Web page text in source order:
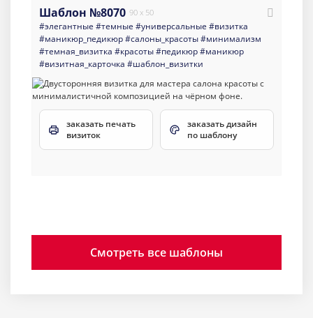
Шаблон №8070 90 x 50
#элегантные #темные #универсальные #визитка
#маникюр_педикюр#салоны_красоты#минимализм
#темная_визитка #красоты#педикюр#маникюр
#визитная_карточка #шаблон_визитки
заказать печать
визиток
заказать дизайн
по шаблону
Смотреть все шаблоны